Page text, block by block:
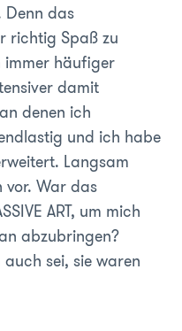
Denn das
richtig Spaß zu
häufiger
damit
denen ich
und ich habe
Langsam
vor. War das
ART, um mich
abzubringen?
sei, sie waren